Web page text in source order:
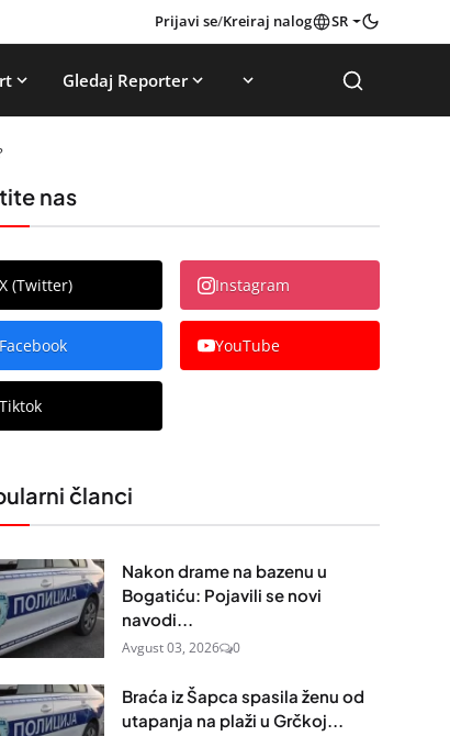
Prijavi se/Kreiraj nalog SR
Gledaj Reporter
nas
X (Twitter) Instagram
Facebook YouTube
Tiktok
članci
Nakon drame na bazenu u
Bogatiću: Pojavili se novi
navodi...
Avgust 03, 2026 0
Braća iz Šapca spasila ženu od
utapanja na plaži u Grčkoj...